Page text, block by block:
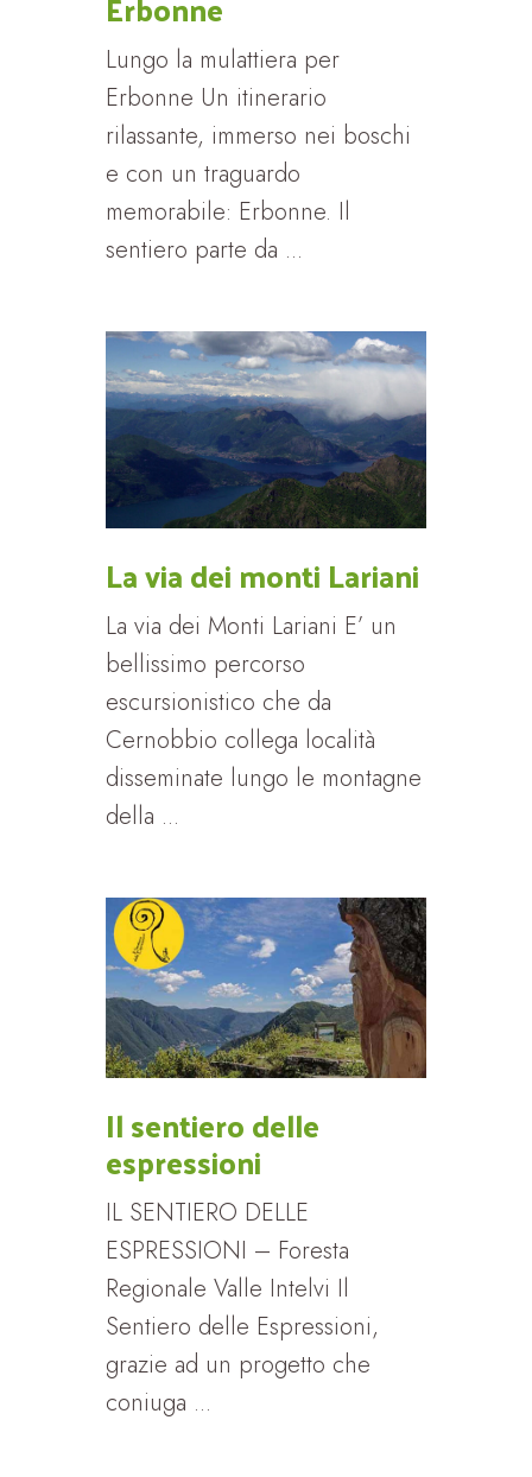
Lungo la mulattiera per
Erbonne Un itinerario
rilassante, immerso nei boschi
e con un traguardo
memorabile: Erbonne. Il
sentiero parte da ...
La via dei monti Lariani
La via dei Monti Lariani E’ un
bellissimo percorso
escursionistico che da
Cernobbio collega località
disseminate lungo le montagne
della ...
Il sentiero delle
espressioni
IL SENTIERO DELLE
ESPRESSIONI – Foresta
Regionale Valle Intelvi Il
Sentiero delle Espressioni,
grazie ad un progetto che
coniuga ...